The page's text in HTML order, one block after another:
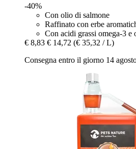
-40%
Con olio di salmone
Raffinato con erbe
Con acidi grassi omega-3 e
€ 8,83 € 14,72 (€ 35,32 / L)
Consegna entro il giorno 14